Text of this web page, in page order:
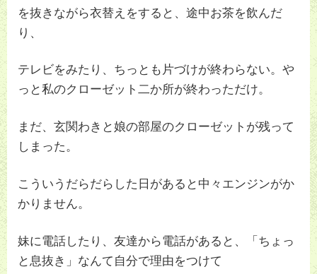
を抜きながら衣替えをすると、途中お茶を飲んだ
り、
テレビをみたり、ちっとも片づけが終わらない。や
っと私のクローゼット二か所が終わっただけ。
まだ、玄関わきと娘の部屋のクローゼットが残って
しまった。
こういうだらだらした日があると中々エンジンがか
かりません。
妹に電話したり、友達から電話があると、「ちょっ
と息抜き」なんて自分で理由をつけて